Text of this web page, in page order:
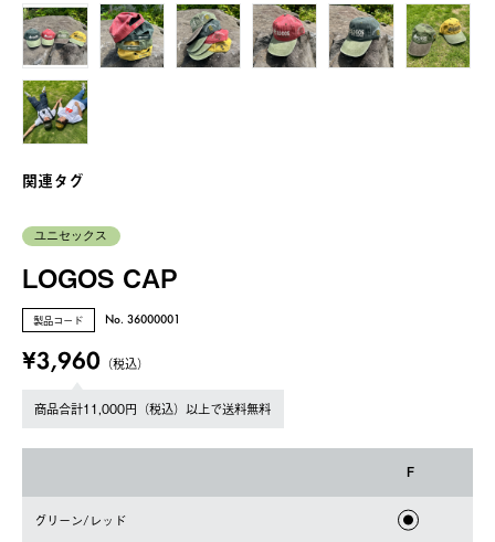
関連タグ
ユニセックス
LOGOS CAP
製品コード No. 36000001
¥3,960 （税込）
商品合計11,000円（税込）以上で送料無料
F
グリーン/レッド